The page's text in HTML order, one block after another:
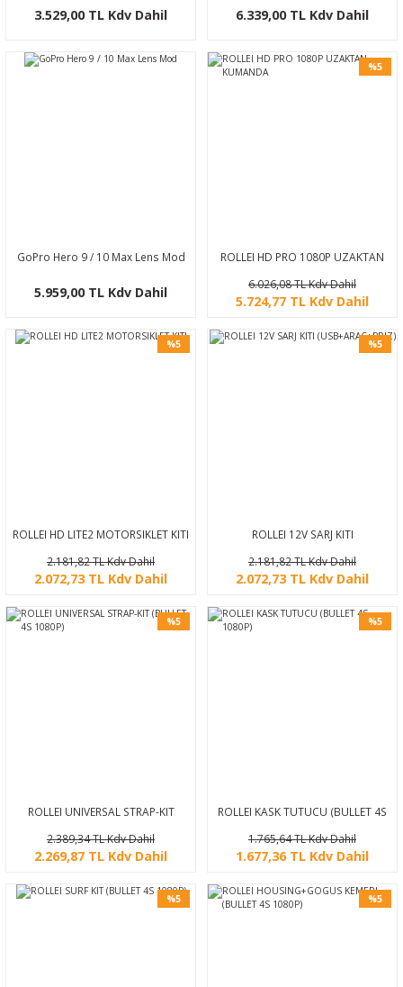
3.529,00 TL Kdv Dahil 6.339,00 TL Kdv Dahil
GoPro Hero 9 / 10 Max Lens Mod
5.959,00 TL Kdv Dahil
%5
ROLLEI HD PRO 1080P UZAKTAN
KUMANDA
6.026,08 TL Kdv Dahil
5.724,77 TL Kdv Dahil
%5
ROLLEI HD LITE2 MOTORSIKLET KITI
2.181,82 TL Kdv Dahil
2.072,73 TL Kdv Dahil
%5
ROLLEI 12V SARJ KITI
(USB+ARAC+PRIZ)
2.181,82 TL Kdv Dahil
2.072,73 TL Kdv Dahil
%5
ROLLEI UNIVERSAL STRAP-KIT
(BULLET 4S 1080P)
2.389,34 TL Kdv Dahil
2.269,87 TL Kdv Dahil
%5
ROLLEI KASK TUTUCU (BULLET 4S
1.765,64 TL Kdv Dahil
1.677,36 TL Kdv Dahil
%5 %5